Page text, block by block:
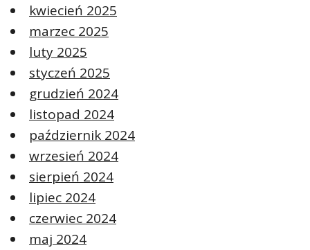
kwiecień 2025
marzec 2025
luty 2025
styczeń 2025
grudzień 2024
listopad 2024
październik 2024
wrzesień 2024
sierpień 2024
lipiec 2024
czerwiec 2024
maj 2024